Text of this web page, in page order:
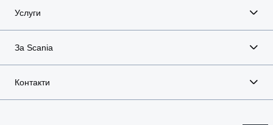
Услуги
За Scania
Контакти